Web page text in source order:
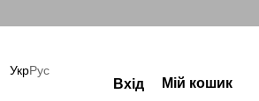
УкрРус
Вхід Мій кошик